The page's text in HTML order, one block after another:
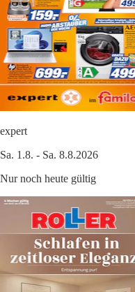
expert
Sa. 1.8. - Sa. 8.8.2026
Nur noch heute gültig